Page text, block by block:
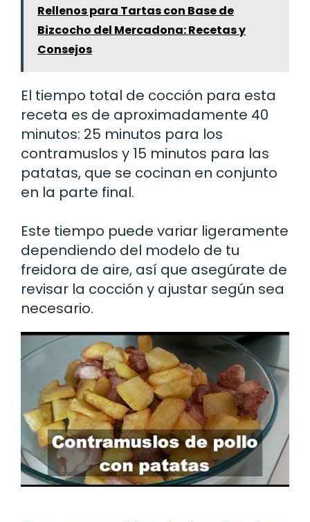
Rellenos para Tartas con Base de
Bizcocho del Mercadona: Recetas y
Consejos
El tiempo total de cocción para esta
receta es de aproximadamente 40
minutos: 25 minutos para los
contramuslos y 15 minutos para las
patatas, que se cocinan en conjunto
en la parte final.
Este tiempo puede variar ligeramente
dependiendo del modelo de tu
freidora de aire, así que asegúrate de
revisar la cocción y ajustar según sea
necesario.